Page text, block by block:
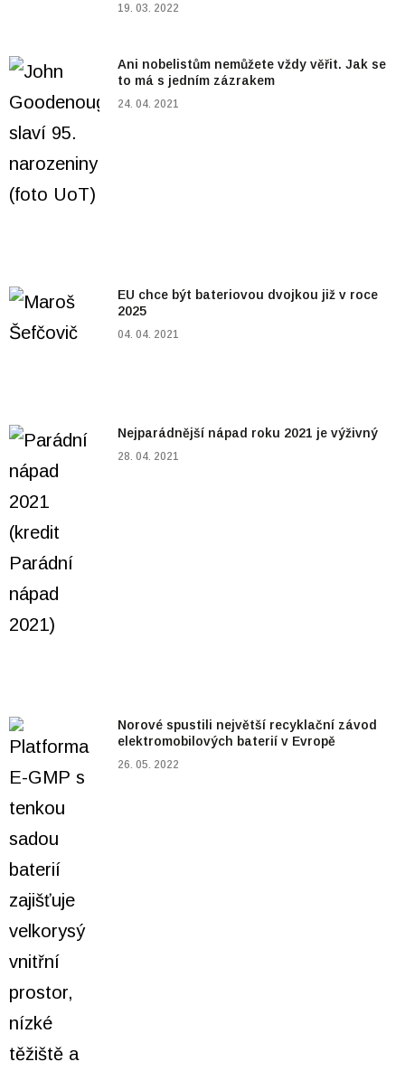
19. 03. 2022
Ani nobelistům nemůžete vždy věřit. Jak se
to má s jedním zázrakem
24. 04. 2021
EU chce být bateriovou dvojkou již v roce
2025
04. 04. 2021
Nejparádnější nápad roku 2021 je výživný
28. 04. 2021
Norové spustili největší recyklační závod
elektromobilových baterií v Evropě
26. 05. 2022